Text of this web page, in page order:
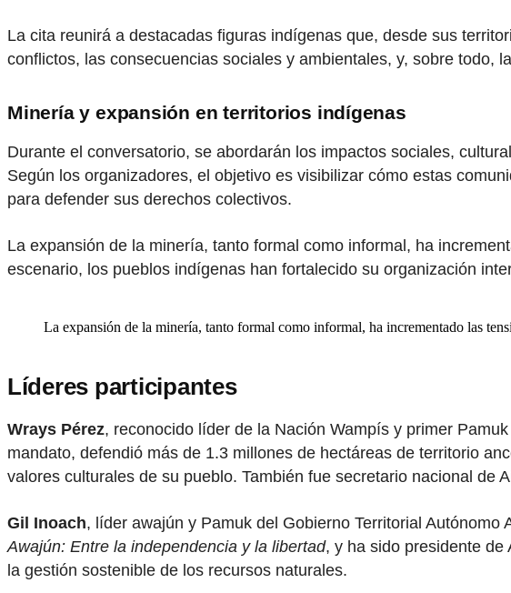
La cita reunirá a destacadas figuras indígenas que, desde sus
conflictos, las consecuencias sociales y ambientales, y, sobre todo,
Minería y expansión en territorios indígenas
Durante el conversatorio, se abordarán los impactos sociales,
Según los organizadores, el objetivo es visibilizar cómo estas
para defender sus derechos colectivos.
La expansión de la minería, tanto formal como informal, ha
escenario, los pueblos indígenas han fortalecido su organización
La expansión de la minería, tanto formal como informal, ha incrementado las
Líderes participantes
Wrays Pérez, reconocido líder de la Nación Wampís y primer
mandato, defendió más de 1.3 millones de hectáreas de territorio
valores culturales de su pueblo. También fue secretario nacional de
Gil Inoach, líder awajún y Pamuk del Gobierno Territorial
Awajún: Entre la independencia y la libertad, y ha sido presidente de
la gestión sostenible de los recursos naturales.